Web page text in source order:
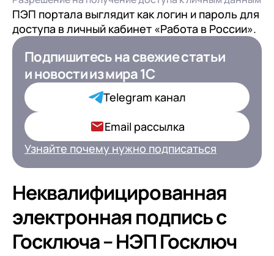
ПЭП портала выглядит как логин и пароль для
доступа в личный кабинет «Работа в России».
Подпишитесь на свежие статьи
и новостииз мира 1С
Telegram канал
Email рассылка
Узнайте почему нужно подписаться
Подпишитесь на свежие статьи
и новостииз мира 1С для ИТ-
Директоров
Подписаться
на обработку персональных
данных
Неквалифицированная
электронная подпись с
Госключа – НЭП Госключ